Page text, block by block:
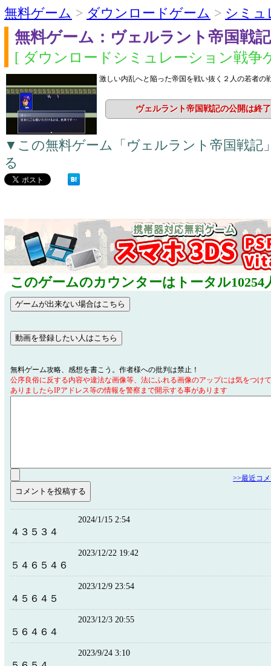
無料ゲーム > ダウンロードゲーム > シミュ
無料ゲーム：ヴェルラント帝国戦記
[ ダウンロードシミュレーション戦争
激しい内乱へと陥った帝国を戦い抜く２人の若者の
ヴェルラント帝国戦記の公開は終
▼この無料ゲーム「ヴェルラント帝国戦記
る
このゲームのカウンターはトータル10254
無料ゲーム攻略、感想を書こう。作者様への批判は禁止！
公序良俗に反する内容や違法な画像等、法にふれる画像のアップには気をつけ
ありましたらIPアドレス等の情報を警察まで開示する事があります
>>最近コ
2024/1/15 2:54
４３５３４
2023/12/22 19:42
５４６５４６
2023/12/9 23:54
４５６４５
2023/12/3 20:55
５６４６４
2023/9/24 3:10